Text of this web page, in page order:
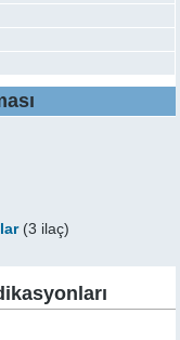
(3 ilaç)